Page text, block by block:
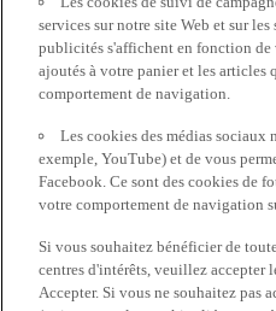
services sur notre site Web et sur
publicités s'affichent en fonction de
ajoutés à votre panier et les articles
comportement de navigation.
Les cookies des médias sociaux
exemple, YouTube) et de vous
Facebook. Ce sont des cookies de
votre comportement de navigation
Si vous souhaitez bénéficier de
centres d'intérêts, veuillez accepter
Accepter. Si vous ne souhaitez pas